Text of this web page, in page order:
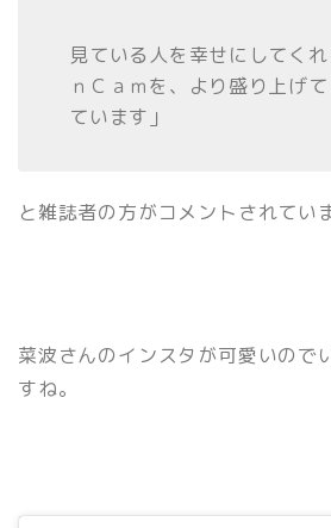
見ている人を幸せにしてく
ｎＣａｍを、より盛り上げ
ています」
と雑誌者の方がコメントされてい
菜波さんのインスタが可愛いので
すね。